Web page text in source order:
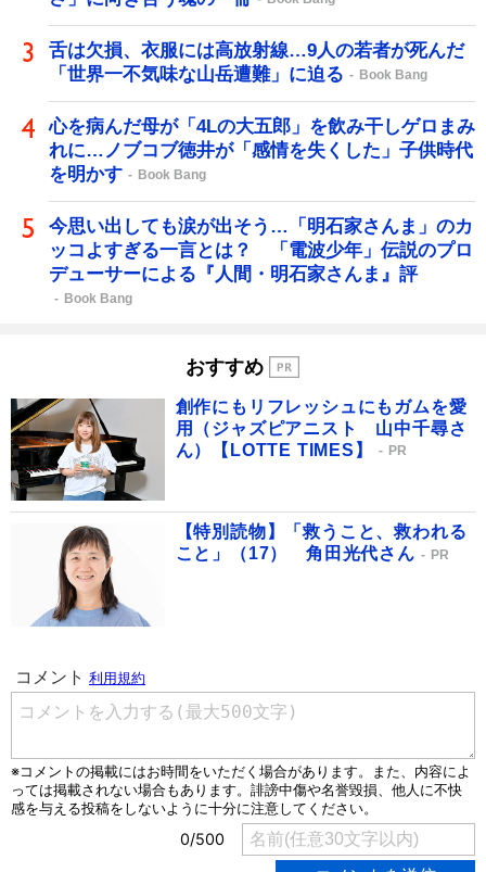
舌は欠損、衣服には高放射線…9人の若者が死んだ
「世界一不気味な山岳遭難」に迫る
Book Bang
心を病んだ母が「4Lの大五郎」を飲み干しゲロまみ
れに…ノブコブ徳井が「感情を失くした」子供時代
を明かす
Book Bang
今思い出しても涙が出そう…「明石家さんま」のカ
ッコよすぎる一言とは？ 「電波少年」伝説のプロ
デューサーによる『人間・明石家さんま』評
Book Bang
おすすめ
創作にもリフレッシュにもガムを愛
用（ジャズピアニスト 山中千尋さ
ん）【LOTTE TIMES】
PR
【特別読物】「救うこと、救われる
こと」（17） 角田光代さん
PR